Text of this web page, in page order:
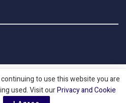
to use this website you are
used. Visit ourPrivacy and Cookie